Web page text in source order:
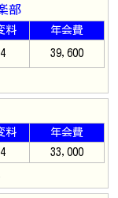
部
料 年会費
39,600
料
年会費
33,000